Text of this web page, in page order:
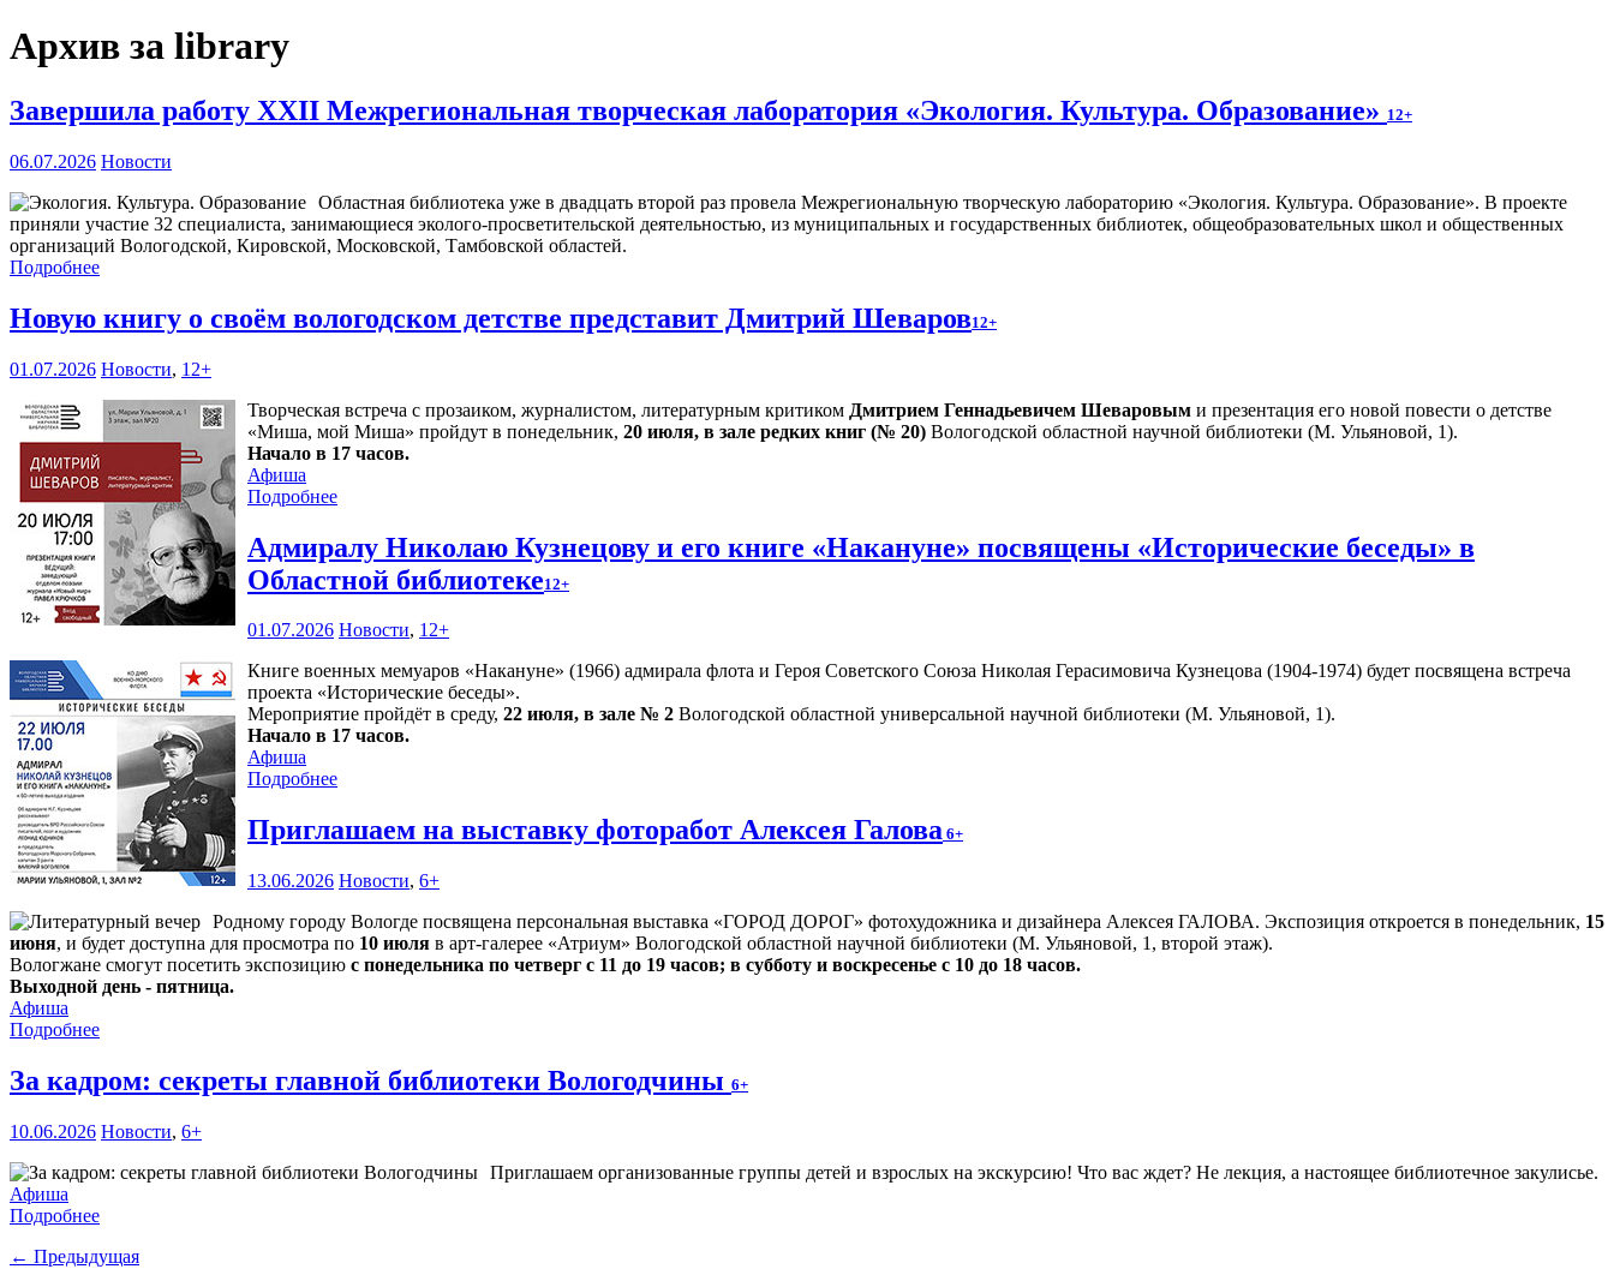
Архив за library
Завершила работу XXII Межрегиональная творческая лаборатория «Экология. Культура. Образование» 12+
06.07.2026 Новости
Областная библиотека уже в двадцать второй раз провела Межрегиональную творческую лабораторию «Экология. Культура. Образование». В проекте
приняли участие 32 специалиста, занимающиеся эколого-просветительской деятельностью, из муниципальных и государственных библиотек, общеобразовательных школ и общественных
организаций Вологодской, Кировской, Московской, Тамбовской областей.
Подробнее
Новую книгу о своём вологодском детстве представит Дмитрий Шеваров12+
01.07.2026 Новости, 12+
Творческая встреча с прозаиком, журналистом, литературным критиком Дмитрием Геннадьевичем Шеваровым и презентация его новой повести о детстве
«Миша, мой Миша» пройдут в понедельник, 20 июля, в зале редких книг (№ 20) Вологодской областной научной библиотеки (М. Ульяновой, 1).
Начало в 17 часов.
Афиша
Подробнее
Адмиралу Николаю Кузнецову и его книге «Накануне» посвящены «Исторические беседы» в
Областной библиотеке12+
01.07.2026 Новости, 12+
Книге военных мемуаров «Накануне» (1966) адмирала флота и Героя Советского Союза Николая Герасимовича Кузнецова (1904-1974) будет посвящена встреча
проекта «Исторические беседы».
Мероприятие пройдёт в среду, 22 июля, в зале № 2 Вологодской областной универсальной научной библиотеки (М. Ульяновой, 1).
Начало в 17 часов.
Афиша
Подробнее
Приглашаем на выставку фоторабот Алексея Галова 6+
13.06.2026 Новости, 6+
Родному городу Вологде посвящена персональная выставка «ГОРОД ДОРОГ» фотохудожника и дизайнера Алексея ГАЛОВА. Экспозиция откроется в понедельник, 15
июня, и будет доступна для просмотра по 10 июля в арт-галерее «Атриум» Вологодской областной научной библиотеки (М. Ульяновой, 1, второй этаж).
Вологжане смогут посетить экспозицию с понедельника по четверг с 11 до 19 часов; в субботу и воскресенье с 10 до 18 часов.
Выходной день - пятница.
Афиша
Подробнее
За кадром: секреты главной библиотеки Вологодчины 6+
10.06.2026 Новости, 6+
Приглашаем организованные группы детей и взрослых на экскурсию! Что вас ждет? Не лекция, а настоящее библиотечное закулисье.
Афиша
Подробнее
← Предыдущая